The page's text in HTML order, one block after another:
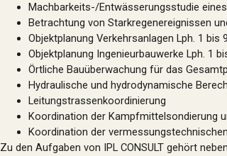
Machbarkeits-/Entwässerungsstudie
Betrachtung von Starkregenereignissen
Objektplanung Verkehrsanlagen Lph. 1 bis 9
Objektplanung Ingenieurbauwerke Lph. 1
Örtliche Bauüberwachung für das
Hydraulische und hydrodynamische
Leitungstrassenkoordinierung
Koordination der Kampfmittelsondierung
Koordination der
Zu den Aufgaben von IPL CONSULT gehört